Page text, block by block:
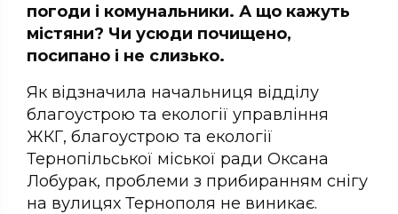
погоди і комунальники. А що кажуть
містяни? Чи усюди почищено,
посипано і не слизько.
Як відзначила начальниця відділу
благоустрою та екології управління
ЖКГ, благоустрою та екології
Тернопільської міської ради Оксана
Лобурак, проблеми з прибиранням снігу
на вулицях Тернополя не виникає.